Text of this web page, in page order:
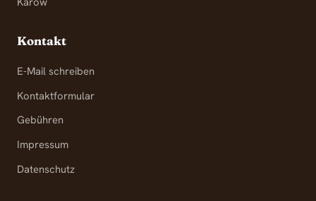
Kontakt
E-Mail schreiben
Kontaktformular
Gebühren
Impressum
Datenschutz